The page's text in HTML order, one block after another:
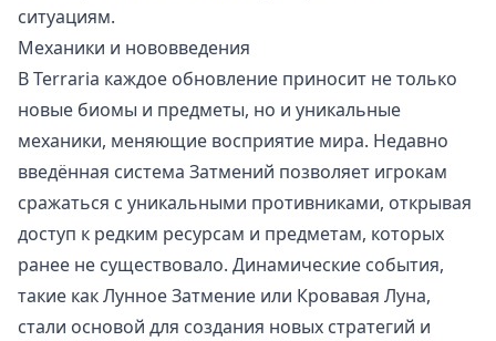
ситуациям.
Механики и нововведения
В Terraria каждое обновление приносит не только
новые биомы и предметы, но и уникальные
механики, меняющие восприятие мира. Недавно
введённая система Затмений позволяет игрокам
сражаться с уникальными противниками, открывая
доступ к редким ресурсам и предметам, которых
ранее не существовало. Динамические события,
такие как Лунное Затмение или Кровавая Луна,
стали основой для создания новых стратегий и